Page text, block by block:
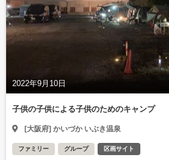
2022年9月10日
子供の子供による子供のためのキャンプ
[大阪府] かいづか いぶき温泉
ファミリー グループ 区画サイト